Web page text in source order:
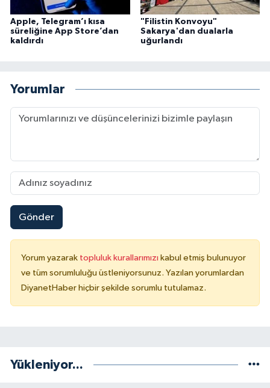
Apple, Telegram’ı kısa
süreliğine App Store’dan
kaldırdı
"Filistin Konvoyu"
Sakarya'dan dualarla
uğurlandı
Yorumlar
Gönder
Yorum yazarak topluluk kurallarımızı kabul etmiş bulunuyor
ve tüm sorumluluğu üstleniyorsunuz. Yazılan yorumlardan
DiyanetHaber hiçbir şekilde sorumlu tutulamaz.
Yükleniyor...
Karaman Müftülüğü
Kayseri Müftülüğü
Kırıkkale Müftülüğü
Kırşehir Müftülüğü
Kocaeli Müftülüğü
Konya Müftülüğü